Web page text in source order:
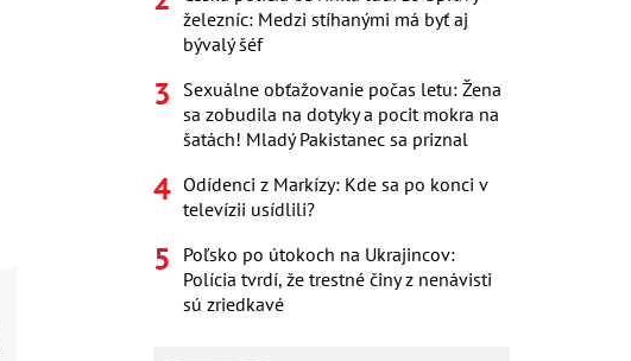
železníc: Medzi stíhanými má byť aj
bývalý šéf
Sexuálne obťažovanie počas letu: Žena
sa zobudila na dotyky a pocit mokra na
šatách! Mladý Pakistanec sa priznal
Odídenci z Markízy: Kde sa po konci v
televízii usídlili?
Poľsko po útokoch na Ukrajincov:
Polícia tvrdí, že trestné činy z nenávisti
sú zriedkavé